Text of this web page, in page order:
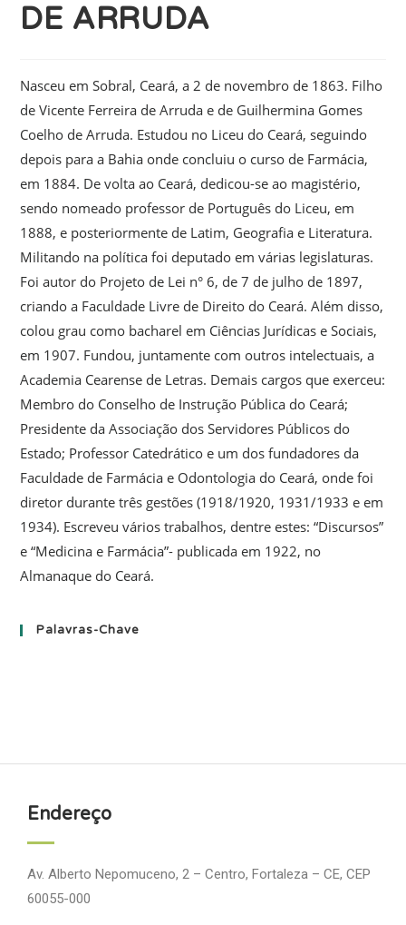
DE ARRUDA
Nasceu em Sobral, Ceará, a 2 de novembro de 1863. Filho
de Vicente Ferreira de Arruda e de Guilhermina Gomes
Coelho de Arruda. Estudou no Liceu do Ceará, seguindo
depois para a Bahia onde concluiu o curso de Farmácia,
em 1884. De volta ao Ceará, dedicou-se ao magistério,
sendo nomeado professor de Português do Liceu, em
1888, e posteriormente de Latim, Geografia e Literatura.
Militando na política foi deputado em várias legislaturas.
Foi autor do Projeto de Lei n° 6, de 7 de julho de 1897,
criando a Faculdade Livre de Direito do Ceará. Além disso,
colou grau como bacharel em Ciências Jurídicas e Sociais,
em 1907. Fundou, juntamente com outros intelectuais, a
Academia Cearense de Letras. Demais cargos que exerceu:
Membro do Conselho de Instrução Pública do Ceará;
Presidente da Associação dos Servidores Públicos do
Estado; Professor Catedrático e um dos fundadores da
Faculdade de Farmácia e Odontologia do Ceará, onde foi
diretor durante três gestões (1918/1920, 1931/1933 e em
1934). Escreveu vários trabalhos, dentre estes: “Discursos”
e “Medicina e Farmácia”- publicada em 1922, no
Almanaque do Ceará.
Palavras-Chave
Endereço
Av. Alberto Nepomuceno, 2 – Centro, Fortaleza – CE, CEP
60055-000